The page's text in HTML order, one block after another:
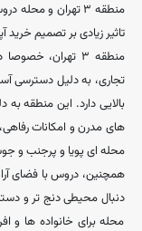
منطقه ۳ تهران و
تاثیر زیادی بر تصمیم خرید
منطقه ۳ تهران،
تجاری، به دلیل دسترسی
بالایی دارد. این منطقه
‌های مدرن و امکانات
محله ‌ای پویا و پرجنب‌ و
همچنین، دروس با فضای
دنبال محیطی دنج‌ تر و
محله برای خانواده ‌ها و